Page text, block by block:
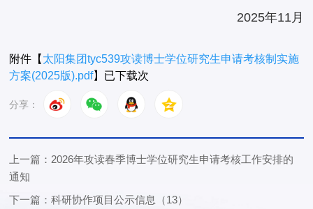
2025年11月
附件【太阳集团tyc539攻读博士学位研究生申请考核制实施
方案(2025版).pdf】已下载次
分享：
上一篇：2026年攻读春季博士学位研究生申请考核工作安排的
通知
下一篇：科研协作项目公示信息（13）